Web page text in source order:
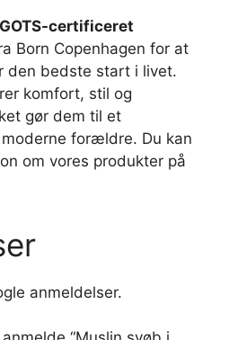
certificeret
Born Copenhagen for at
den bedste start i livet.
komfort, stil og
gør dem til et
forældre. Du kan
om vores produkter på
anmeldelser.